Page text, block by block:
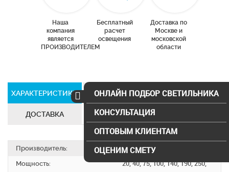
Наша
компания
является
ПРОИЗВОДИТЕЛЕМ
Бесплатный
расчет
освещения
Доставка по
Москве и
московской
области
ХАРАКТЕРИСТИКИ СЕРТИФИКАТЫ
ДОСТАВКА
Производитель:
SVS electro
Мощность:
20, 40, 75, 100, 140, 190, 250,
ОНЛАЙН ПОДБОР СВЕТИЛЬНИКА
КОНСУЛЬТАЦИЯ
ОПТОВЫМ КЛИЕНТАМ
ОЦЕНИМ СМЕТУ